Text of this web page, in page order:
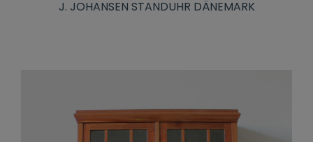
J. JOHANSEN STANDUHR DÄNEMARK